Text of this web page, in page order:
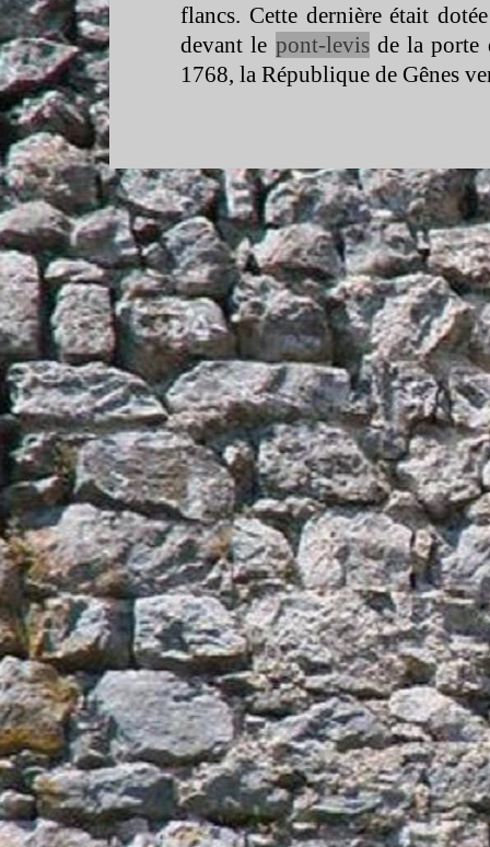
flancs. Cette dernière était
devant le pont-levisde la porte
1768, la République de Gênes